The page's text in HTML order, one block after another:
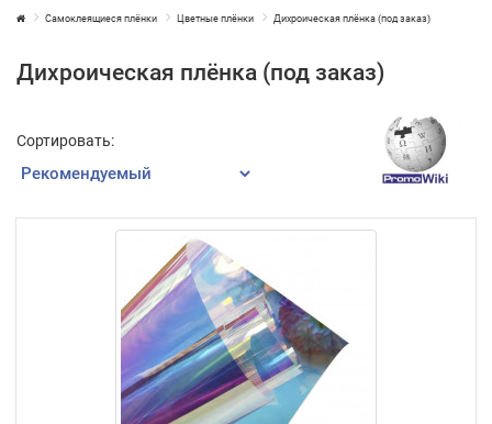
Самоклеящиеся плёнки Цветные плёнки Дихроическая плёнка (под заказ)
Дихроическая плёнка (под заказ)
Сортировать: